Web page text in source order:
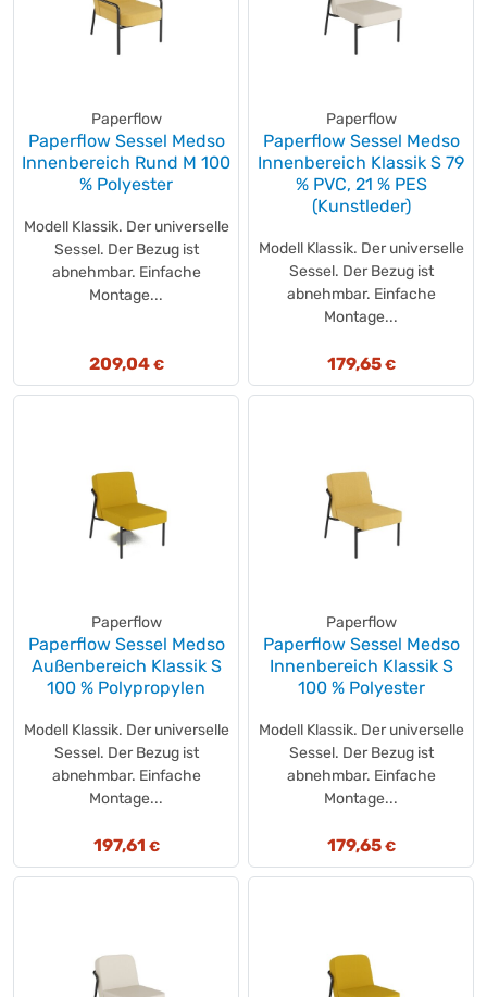
Paperflow
Paperflow Sessel Medso
Innenbereich Rund M 100
% Polyester
Modell Klassik. Der universelle
Sessel. Der Bezug ist
abnehmbar. Einfache
Montage...
209,04€
Paperflow
Paperflow Sessel Medso
Innenbereich Klassik S 79
% PVC, 21 % PES
(Kunstleder)
Modell Klassik. Der universelle
Sessel. Der Bezug ist
abnehmbar. Einfache
Montage...
179,65€
Paperflow
Paperflow Sessel Medso
Außenbereich Klassik S
100 % Polypropylen
Modell Klassik. Der universelle
Sessel. Der Bezug ist
abnehmbar. Einfache
Montage...
197,61 €
Paperflow
Paperflow Sessel Medso
Innenbereich Klassik S
100 % Polyester
Modell Klassik. Der universelle
Sessel. Der Bezug ist
abnehmbar. Einfache
Montage...
179,65€